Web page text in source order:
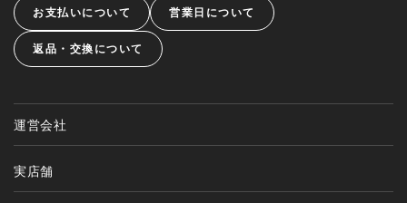
お支払いについて 営業日について
返品・交換について
運営会社
実店舗